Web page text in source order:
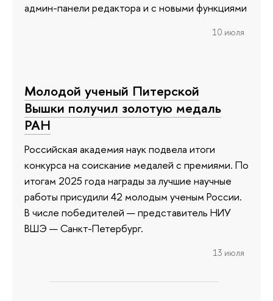
админ-панели редактора и с новыми функциями
10 июля
Молодой ученый Питерской
Вышки получил золотую медаль
РАН
Российская академия наук подвела итоги
конкурса на соискание медалей с премиями. По
итогам 2025 года награды за лучшие научные
работы присудили 42 молодым ученым России.
В числе победителей — представитель НИУ
ВШЭ — Санкт-Петербург.
13 июля